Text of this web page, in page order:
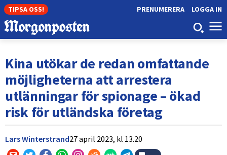
TIPSA OSS! LOGGA IN
PRENUMERERA
Kina utökar de redan omfattande
möjligheterna att arrestera
utlänningar för spionage – ökad
risk för utländska företag
Lars Winterstrand27 april 2023, kl 13.20